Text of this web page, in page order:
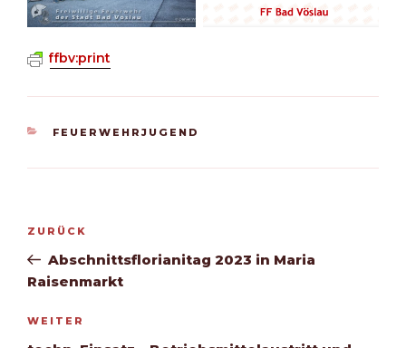
ffbv:print
KATEGORIEN
FEUERWEHRJUGEND
Beitragsnavigation
Vorheriger
Beitrag
ZURÜCK
Abschnittsflorianitag 2023 in Maria
Raisenmarkt
Nächster
Beitrag
WEITER